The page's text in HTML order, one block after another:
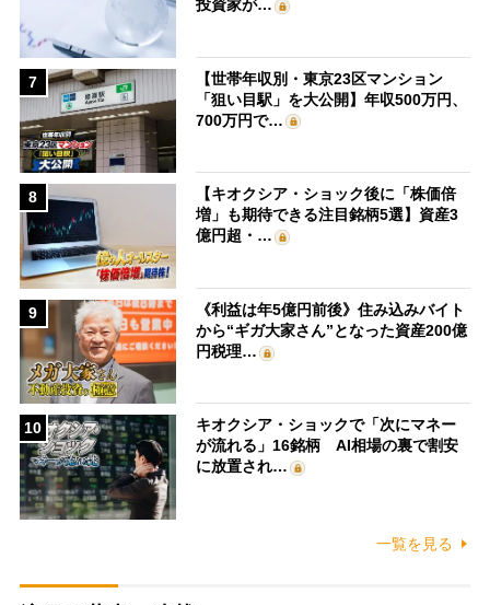
投資家が…
7
【世帯年収別・東京23区マンション
「狙い目駅」を大公開】年収500万円、
700万円で…
8
【キオクシア・ショック後に「株価倍
増」も期待できる注目銘柄5選】資産3
億円超・…
9
《利益は年5億円前後》住み込みバイト
から“ギガ大家さん”となった資産200億
円税理…
10
キオクシア・ショックで「次にマネー
が流れる」16銘柄 AI相場の裏で割安
に放置され…
一覧を見る